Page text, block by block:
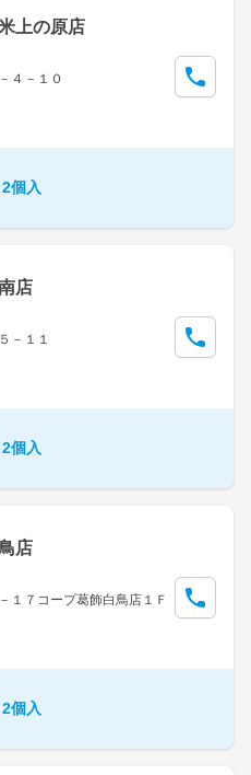
上の原店
４－１０
個入
店
－１１
個入
店
１７コープ葛飾白鳥店１Ｆ
個入